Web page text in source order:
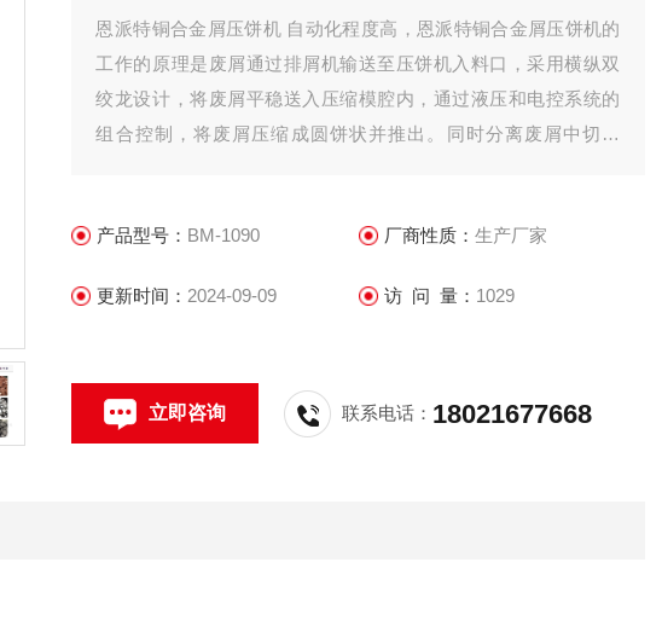
恩派特铜合金屑压饼机 自动化程度高，恩派特铜合金屑压饼机的
工作的原理是废屑通过排屑机输送至压饼机入料口，采用横纵双
绞龙设计，将废屑平稳送入压缩模腔内，通过液压和电控系统的
组合控制，将废屑压缩成圆饼状并推出。同时分离废屑中切削
产品型号： BM-1090 厂商性质： 生产厂家
更新时间： 2024-09-09 访 问 量： 1029
立即咨询 联系电话： 18021677668